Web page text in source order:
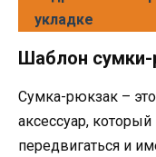
укладке
Шаблон сумки-
Сумка-рюкзак –
аксессуар,
передвигаться и